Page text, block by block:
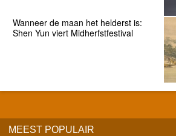
Wanneer de maan het helderst is:
Shen Yun viert Midherfstfestival
MEEST POPULAIR